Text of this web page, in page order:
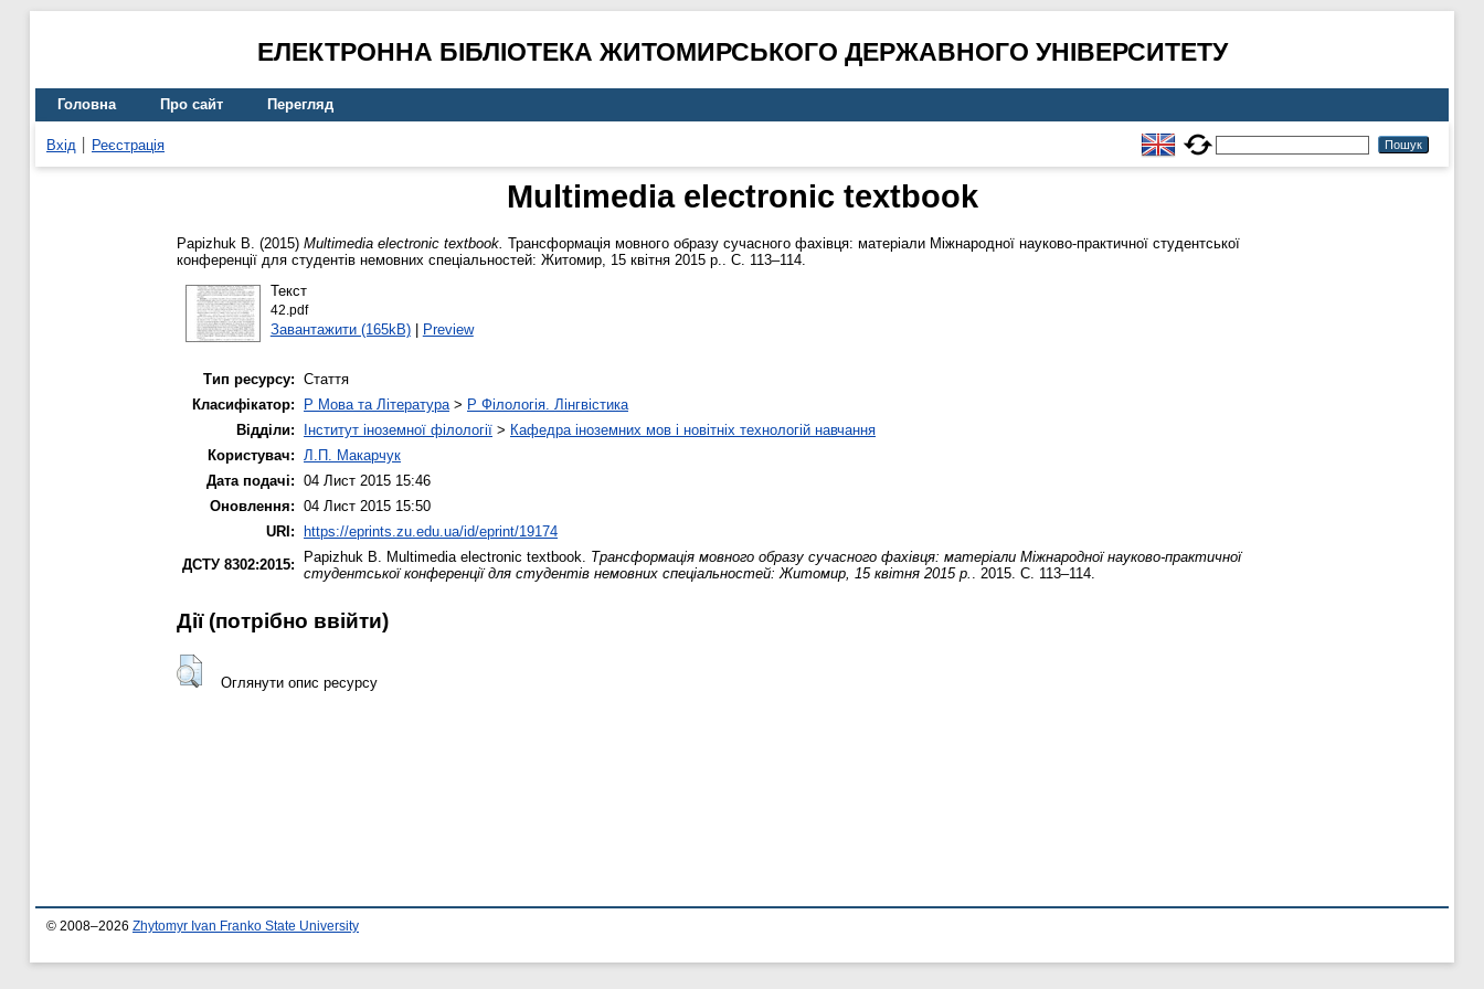
ЕЛЕКТРОННА БІБЛІОТЕКА ЖИТОМИРСЬКОГО ДЕРЖАВНОГО УНІВЕРСИТЕТУ
Головна Про сайт Перегляд
Вхід Реєстрація
Multimedia electronic textbook
Papizhuk B. (2015) Multimedia electronic textbook. Трансформація мовного образу сучасного фахівця: матеріали Міжнародної науково-практичної студентської
конференції для студентів немовних спеціальностей: Житомир, 15 квітня 2015 р.. С. 113–114.
Текст
42.pdf
Завантажити (165kB)| Preview
Тип ресурсу: Стаття
Класифікатор:
P Мова та Література> P Філологія. Лінгвістика
Відділи:
Інститут іноземної філології > Кафедра іноземних мов і новітніх технологій навчання
Користувач: Л.П. Макарчук
Дата подачі: 04 Лист 2015 15:46
Оновлення: 04 Лист 2015 15:50
URI:
https://eprints.zu.edu.ua/id/eprint/19174
ДСТУ 8302:2015:
Papizhuk B. Multimedia electronic textbook. Трансформація мовного образу сучасного фахівця: матеріали Міжнародної науково-практичної
студентської конференції для студентів немовних спеціальностей: Житомир, 15 квітня 2015 р. . 2015. С. 113–114.
Дії ​​(потрібно ввійти)
Оглянути опис ресурсу
© 2008–2026 Zhytomyr Ivan Franko State University